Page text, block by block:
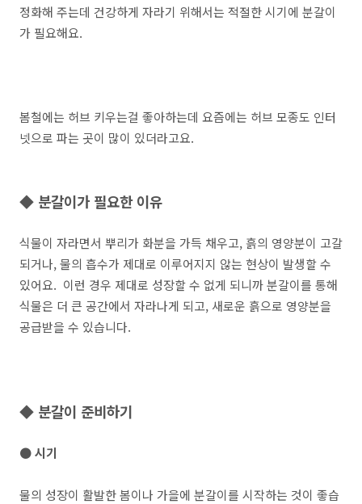
정화해 주는데 건강하게 자라기 위해서는 적절한 시기에 분갈이
가 필요해요.
봄철에는 허브 키우는걸 좋아하는데 요즘에는 허브 모종도 인터
넷으로 파는 곳이 많이 있더라고요.
◆ 분갈이가 필요한 이유
식물이 자라면서 뿌리가 화분을 가득 채우고, 흙의 영양분이 고갈
되거나, 물의 흡수가 제대로 이루어지지 않는 현상이 발생할 수
있어요. 이런 경우 제대로 성장할 수 없게 되니까 분갈이를 통해
식물은 더 큰 공간에서 자라나게 되고, 새로운 흙으로 영양분을
공급받을 수 있습니다.
◆ 분갈이 준비하기
● 시기
물의 성장이 활발한 봄이나 가을에 분갈이를 시작하는 것이 좋습